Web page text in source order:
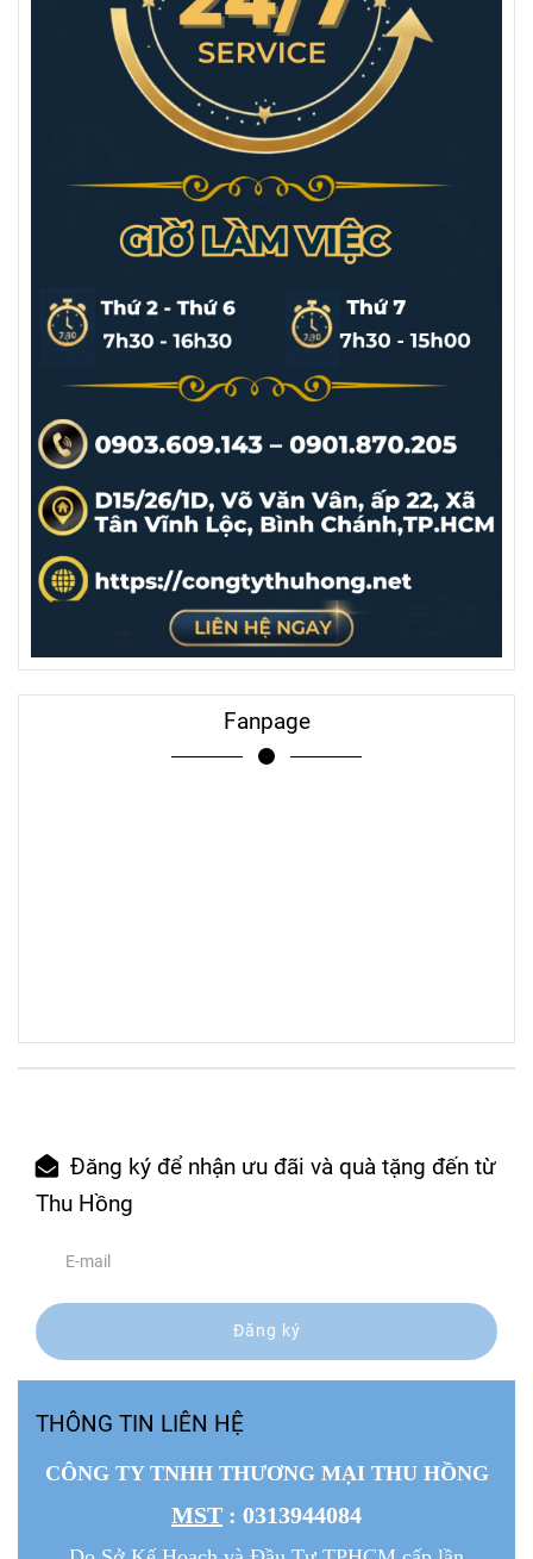
Fanpage
Đăng ký để nhận ưu đãi và quà tặng đến từ
Thu Hồng
Đăng ký
THÔNG TIN LIÊN HỆ
CÔNG TY TNHH THƯƠNG MẠI THU HỒNG
MST : 0313944084